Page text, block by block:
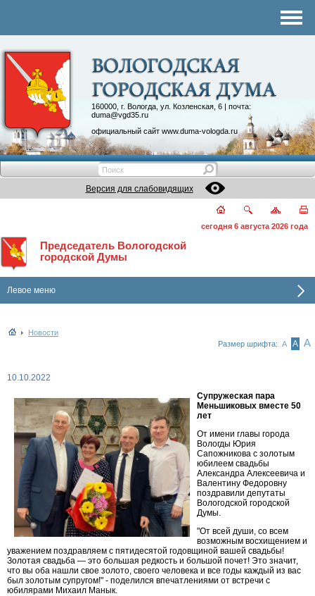
160000, г. Вологда, ул. Козленская, 6 | почта:
duma@vgd35.ru
официальный сайт www.duma-vologda.ru
Контакты
Депутатские объединения
Версия для слабовидящих
сегодня 6 августа 2026 года
Председатель Вологодской
городской Думы
Левое меню
Новости
Размер шрифта: А А А
10.10.2022
Супружеская пара
Меньшиковых вместе 50
лет
От имени главы города
Вологды Юрия
Сапожникова с золотым
юбилеем свадьбы
Александра Алексеевича и
Валентину Федоровну
поздравили депутаты
Вологодской городской
Думы.
"От всей души, со всем
возможным восхищением и
уважением поздравляем с пятидесятой годовщиной вашей свадьбы!
Золотая свадьба — это большая редкость и большой почет! Это значит,
что вы оба нашли свое золото, своего человека и все годы каждый из вас
был золотым супругом!" - поделился впечатлениями от встречи с
юбилярами Михаил Манык.